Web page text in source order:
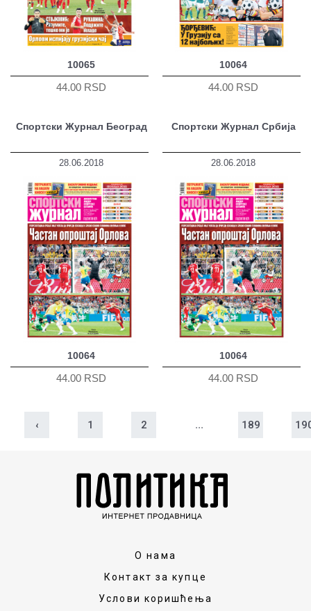
10065
44.00 RSD
10064
44.00 RSD
Спортски Журнал Београд
28.06.2018
10064
44.00 RSD
Спортски Журнал Србија
28.06.2018
10064
44.00 RSD
‹ 1 2 ... 189
О нама
Контакт за купце
Услови коришћења